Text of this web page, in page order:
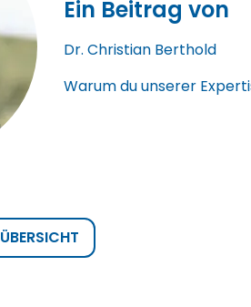
Ein Beitrag von
Dr. Christian Berthold
Warum du unserer